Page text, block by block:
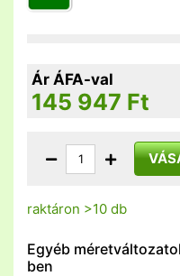
Ár ÁFA-val
145 947 Ft
raktáron >10 db
Egyéb
ben